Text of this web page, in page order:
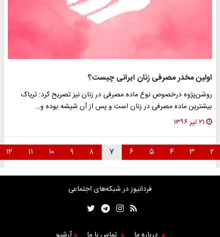
اولین مخدر مصرفی زنان ایرانی چیست؟
روشن‌پژوه درخصوص نوع ماده مصرفی در زنان نیز تصریح کرد: تریاک
بیشترین ماده مصرفی در زنان است و پس از آن شیشه بوده و…
۲۱ تیر ۱۳۹۶
۲ ۳ ۴ ۵ ۶ ۷ ۸ ۹ ۱۰ ۱۱ ۱۲
فردانیوز در شبکه‌های اجتماعی